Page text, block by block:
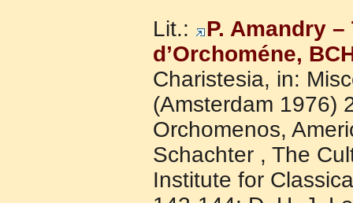
Lit.:
P. Amandry
d’Orchoméne,
Charistesia, in:
(Amsterdam 1976)
Orchomenos,
Schachter , The
Institute for